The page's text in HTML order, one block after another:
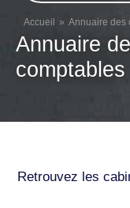
Accueil Annuaire des
Annuaire
Retrouvez les